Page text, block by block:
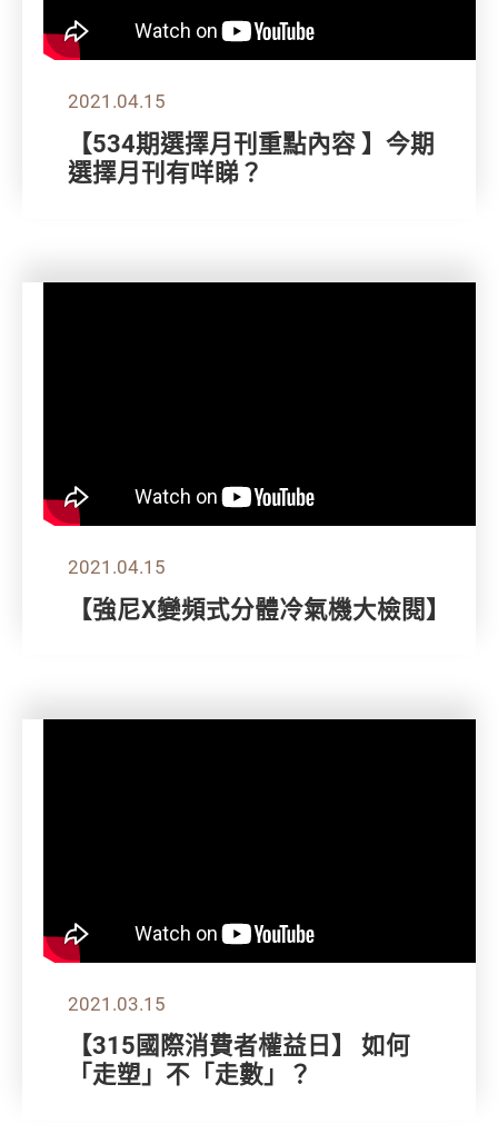
2021.04.15
【534期選擇月刊重點內容 】今期
選擇月刊有咩睇？
2021.04.15
【強尼X變頻式分體冷氣機大檢閱】
2021.03.15
【315國際消費者權益日】 如何
「走塑」不「走數」？